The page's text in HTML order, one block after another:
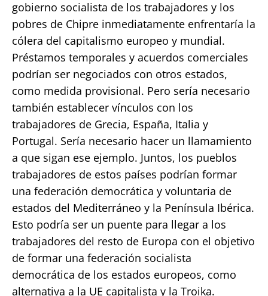
gobierno socialista de los trabajadores y los
pobres de Chipre inmediatamente enfrentaría la
cólera del capitalismo europeo y mundial.
Préstamos temporales y acuerdos comerciales
podrían ser negociados con otros estados,
como medida provisional. Pero sería necesario
también establecer vínculos con los
trabajadores de Grecia, España, Italia y
Portugal. Sería necesario hacer un llamamiento
a que sigan ese ejemplo. Juntos, los pueblos
trabajadores de estos países podrían formar
una federación democrática y voluntaria de
estados del Mediterráneo y la Península Ibérica.
Esto podría ser un puente para llegar a los
trabajadores del resto de Europa con el objetivo
de formar una federación socialista
democrática de los estados europeos, como
alternativa a la UE capitalista y la Troika.